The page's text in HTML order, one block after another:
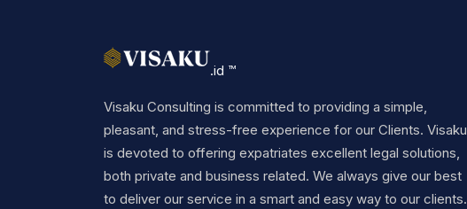
.id ™
Visaku Consulting is committed to providing a simple,
pleasant, and stress-free experience for our Clients. Visaku
is devoted to offering expatriates excellent legal solutions,
both private and business related. We always give our best
to deliver our service in a smart and easy way to our clients.